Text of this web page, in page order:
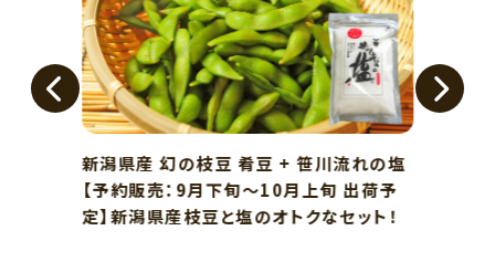
新潟県産 幻の枝豆 肴豆 + 笹川流れの塩
【予約販売：9月下旬～10月上旬 出荷予
定】新潟県産枝豆と塩のオトクなセット！